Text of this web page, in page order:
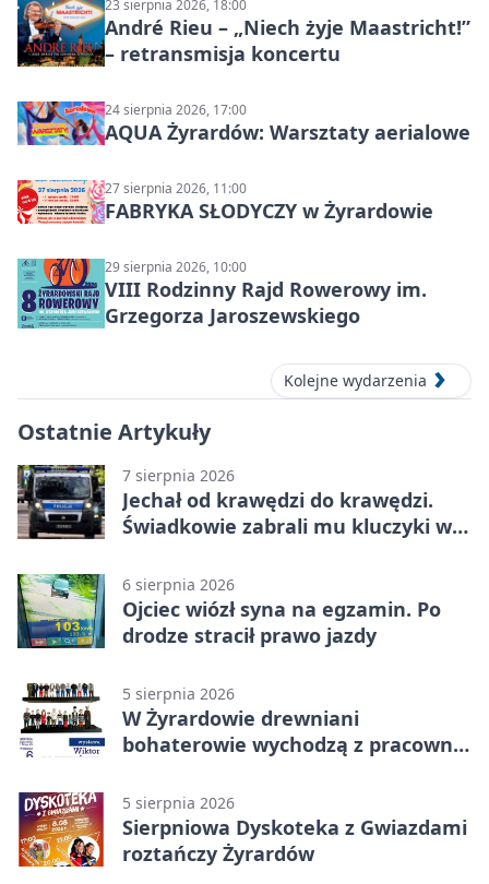
23 sierpnia 2026, 18:00
André Rieu – „Niech żyje Maastricht!”
– retransmisja koncertu
24 sierpnia 2026, 17:00
AQUA Żyrardów: Warsztaty aerialowe
27 sierpnia 2026, 11:00
FABRYKA SŁODYCZY w Żyrardowie
29 sierpnia 2026, 10:00
VIII Rodzinny Rajd Rowerowy im.
Grzegorza Jaroszewskiego
Kolejne wydarzenia
Ostatnie Artykuły
7 sierpnia 2026
Jechał od krawędzi do krawędzi.
Świadkowie zabrali mu kluczyki w
6 sierpnia 2026
Ojciec wiózł syna na egzamin. Po
drodze stracił prawo jazdy
5 sierpnia 2026
W Żyrardowie drewniani
bohaterowie wychodzą z pracowni
5 sierpnia 2026
Sierpniowa Dyskoteka z Gwiazdami
roztańczy Żyrardów